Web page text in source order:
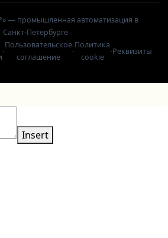
— промышленная автоматизация в
Санкт-Петербурге
·
Пользовательское
соглашение
·
Политика
cookie
·Реквизиты
Insert